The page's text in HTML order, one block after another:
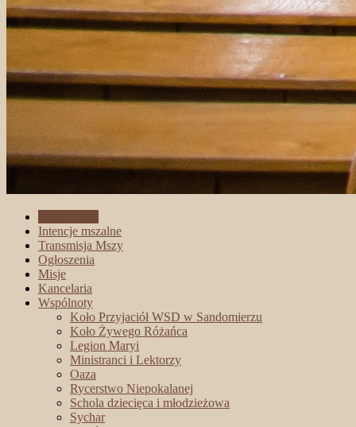
Intencje mszalne
Transmisja Mszy
Ogłoszenia
Misje
Kancelaria
Wspólnoty
Koło Przyjaciół WSD w Sandomierzu
Koło Żywego Różańca
Legion Maryi
Ministranci i Lektorzy
Oaza
Rycerstwo Niepokalanej
Schola dziecięca i młodzieżowa
Sychar